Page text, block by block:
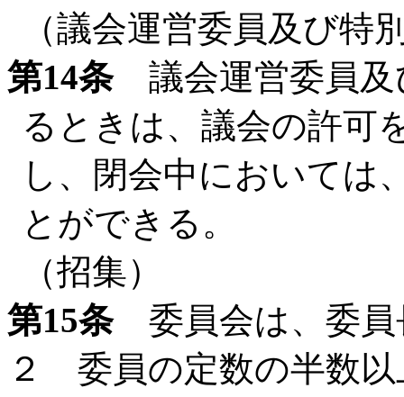
（議会運営委員及び特
第14条議会運営委員及
るときは、議会の許可
し、閉会中においては
とができる。
（招集）
第15条委員会は、委員
２ 委員の定数の半数